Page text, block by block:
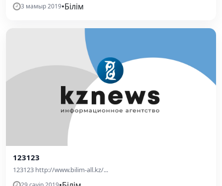
3 мамыр 2019•Білім
123123
123123 http://www.bilim-all.kz/...